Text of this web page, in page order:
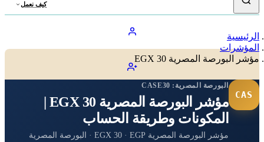
كيف نعمل
الرئيسية
المؤشرات
مؤشر البورصة المصرية EGX 30
CAS
البورصة المصرية: CASE30
مؤشر البورصة المصرية EGX 30 |
المكونات وطريقة الحساب
مؤشر البورصة المصرية EGX 30 · EGP · البورصة المصرية